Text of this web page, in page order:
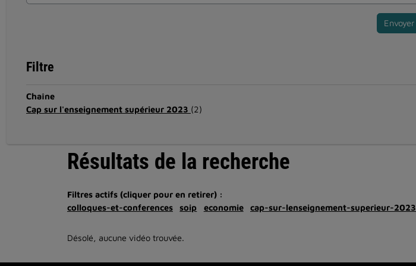
Envoyer
Filtre
Chaîne
Cap sur l'enseignement supérieur 2023 (2)
Résultats de la recherche
Filtres actifs (cliquer pour en retirer) :
colloques-et-conferences
soip economie cap-sur-lenseignement-superieur-2023
Désolé, aucune vidéo trouvée.